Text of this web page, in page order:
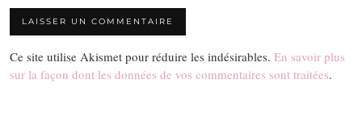
Ce site utilise Akismet pour réduire les indésirables. En savoir plus
sur la façon dont les données de vos commentaires sont traitées.